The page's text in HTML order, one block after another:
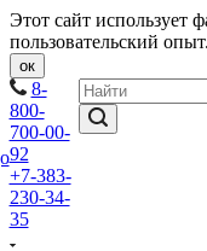
Этот сайт использует
пользовательский опыт.
ок
8-
800-
700-00-
92
+7-383-
230-34-
35